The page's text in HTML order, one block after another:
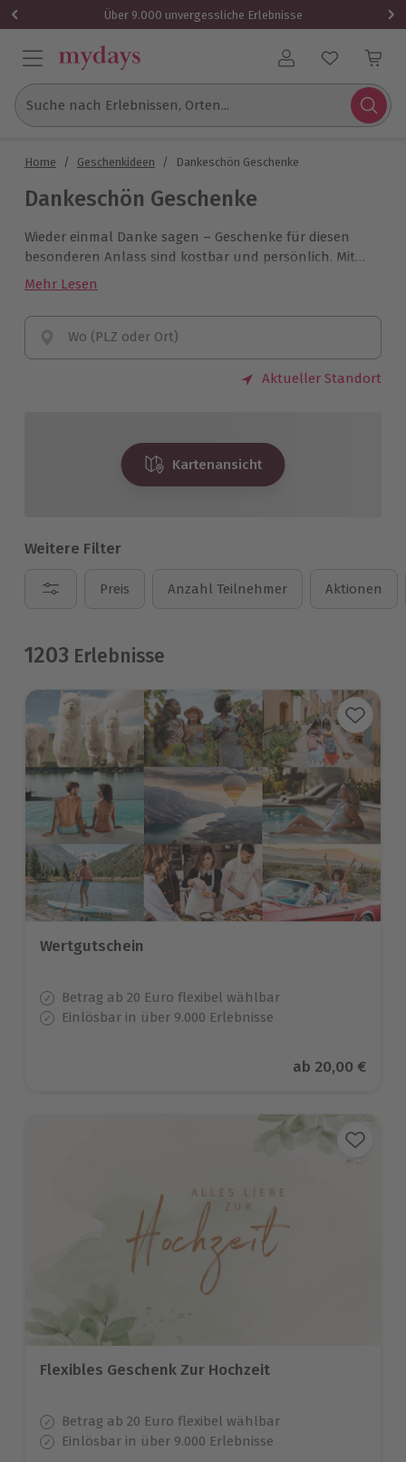
Über 9.000 unvergessliche Erlebnisse
Benutzerkonto
Suche nach Erlebnissen, Orten...
Home / Geschenkideen / Dankeschön Geschenke
Dankeschön Geschenke
Wieder einmal Danke sagen – Geschenke für diesen
besonderen Anlass sind kostbar und persönlich. Mit
einem
Mehr Lesen
Wo (PLZ oder Ort)
Aktueller Standort
Kartenansicht
Weitere Filter
Preis Anzahl Teilnehmer Aktionen
1203 Erlebnisse
Wertgutschein
Betrag ab 20 Euro flexibel wählbar
Einlösbar in über 9.000 Erlebnisse
Aktueller Preis
ab 20,00 €
Flexibles Geschenk Zur Hochzeit
Betrag ab 20 Euro flexibel wählbar
Einlösbar in über 9.000 Erlebnisse